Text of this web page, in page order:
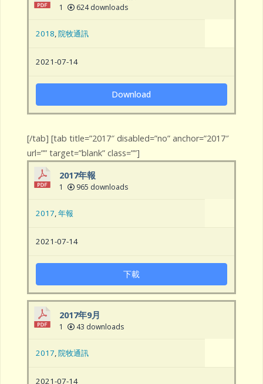
1 624 downloads
2018,院牧通訊
2021-07-14
Download
[/tab] [tab title=”2017″ disabled=”no” anchor=”2017″
url=”” target=”blank” class=””]
2017年報
1 965 downloads
2017,年報
2021-07-14
下載
2017年9月
1 43 downloads
2017,院牧通訊
2021-07-14